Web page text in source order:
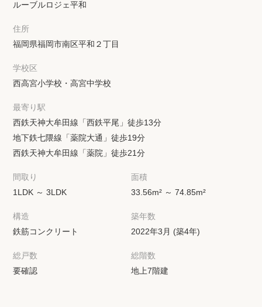
ルーブルロジェ平和
住所
福岡県福岡市南区平和２丁目
学校区
西高宮小学校・高宮中学校
最寄り駅
西鉄天神大牟田線「西鉄平尾」徒歩13分
地下鉄七隈線「薬院大通」徒歩19分
西鉄天神大牟田線「薬院」徒歩21分
間取り
1LDK ～ 3LDK
面積
33.56m² ～ 74.85m²
構造
鉄筋コンクリート
築年数
2022年3月 (築4年)
総戸数
要確認
総階数
地上7階建